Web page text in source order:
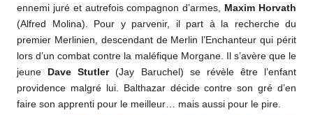
ennemi juré et autrefois compagnon d’armes, Maxim Horvath
(Alfred Molina). Pour y parvenir, il part à la recherche du
premier Merlinien, descendant de Merlin l’Enchanteur qui périt
lors d’un combat contre la maléfique Morgane. Il s’avère que le
jeune
Dave Stutler(Jay Baruchel) se révèle être l’enfant
providence malgré lui. Balthazar décide contre son gré d’en
faire son apprenti pour le meilleur… mais aussi pour le pire.